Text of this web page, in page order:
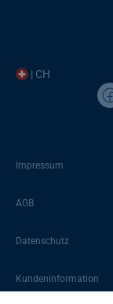
| CH
Impressum
AGB
Datenschutz
Kundeninformation